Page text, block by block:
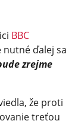
BBC
nutné ďalej sa
zrejme
že proti
treťou